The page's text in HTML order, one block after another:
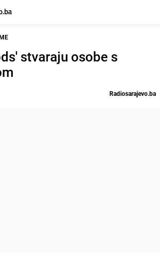
stvaraju osobe s
Radiosarajevo.ba